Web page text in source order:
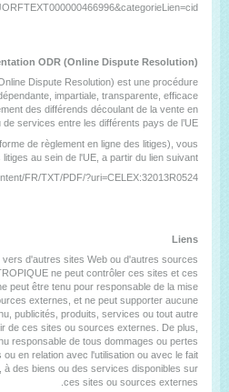
ODR (Online Dispute Resolution)
Dispute Resolution) est une procédure
impartiale, transparente, efficace,
des différends découlant de la vente en
de services entre les différents pays de l’UE.
de règlement en ligne des litiges), vous
au sein de l'UE, a partir du lien suivant:
FR/TXT/PDF/?uri=CELEX:32013R0524
Liens
vers d'autres sites Web ou d'autres sources
ne peut contrôler ces sites et ces
peut être tenu pour responsable de la mise
externes, et ne peut supporter aucune
publicités, produits, services ou tout autre
de ces sites ou sources externes. De plus,
responsable de tous dommages ou pertes
en relation avec l'utilisation ou avec le fait
à des biens ou des services disponibles sur
ces sites ou sources externes.